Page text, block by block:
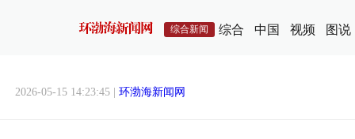
综合新闻 综合 中国 视频 图说
2026-05-15 14:23:45 | 环渤海新闻网